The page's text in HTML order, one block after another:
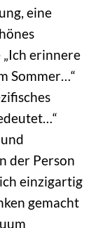
eine
erinnere
Sommer…“
der Person
einzigartig
gemacht